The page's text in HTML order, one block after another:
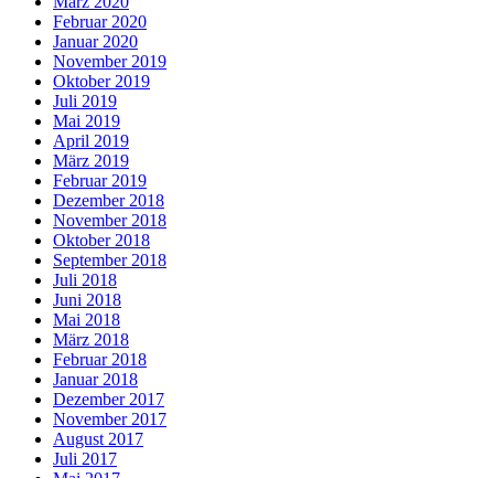
Februar 2020
Januar 2020
November 2019
Oktober 2019
Juli 2019
Mai 2019
April 2019
März 2019
Februar 2019
Dezember 2018
November 2018
Oktober 2018
September 2018
Juli 2018
Juni 2018
Mai 2018
März 2018
Februar 2018
Januar 2018
Dezember 2017
November 2017
August 2017
Juli 2017